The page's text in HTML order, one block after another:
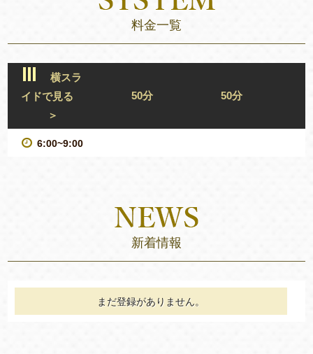
料金一覧
横スラ
イドで見る
＞
50分 50分
6:00~9:00
新着情報
まだ登録がありません。